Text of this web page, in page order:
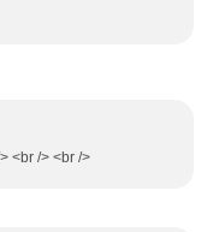
<br /> <br />